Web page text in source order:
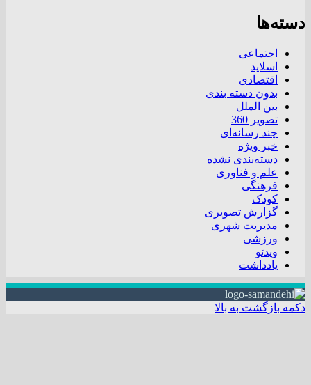
دسته‌ها
اجتماعی
اسلاید
اقتصادی
بدون دسته بندی
بین الملل
تصویر 360
چند رسانه‌ای
خبر ویژه
دسته‌بندی نشده
علم و فناوری
فرهنگی
کودک
گزارش تصویری
مدیریت شهری
ورزشی
ویدئو
یادداشت
دکمه بازگشت به بالا